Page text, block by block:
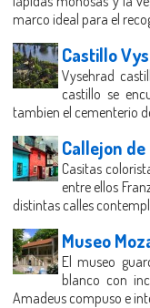
marco ideal para el
Castillo
Vysehrad
castillo se
tambien el cementerio
Callejon de
Casitas
entre ellos
distintas calles
Museo
El museo
blanco con
Amadeus compuso e